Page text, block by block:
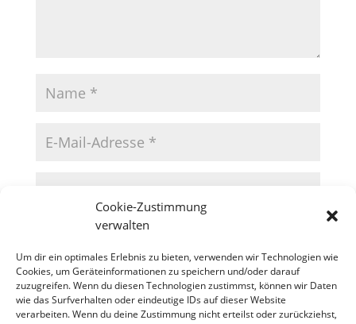
Cookie-Zustimmung
verwalten
Um dir ein optimales Erlebnis zu bieten, verwenden wir Technologien wie
Cookies, um Geräteinformationen zu speichern und/oder darauf
zuzugreifen. Wenn du diesen Technologien zustimmst, können wir Daten
wie das Surfverhalten oder eindeutige IDs auf dieser Website
verarbeiten. Wenn du deine Zustimmung nicht erteilst oder zurückziehst,